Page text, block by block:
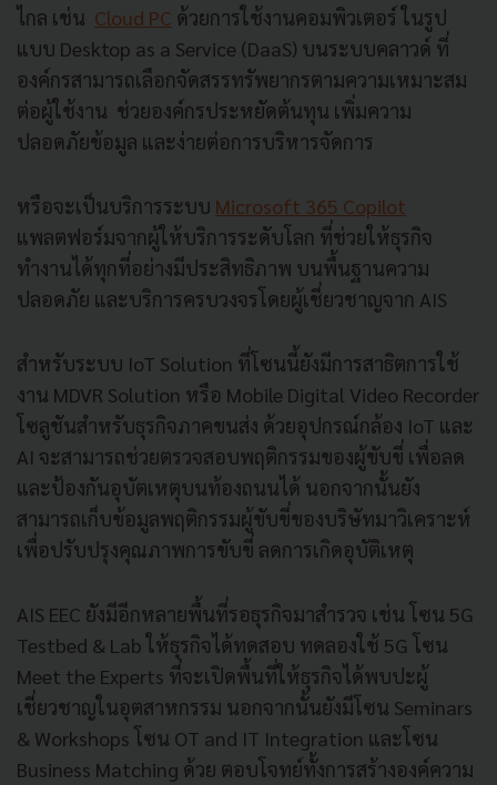
ไกล เช่น Cloud PC ด้วยการใช้งานคอมพิวเตอร์ ในรูป
แบบ Desktop as a Service (DaaS) บนระบบคลาวด์ ที่
องค์กรสามารถเลือกจัดสรรทรัพยากรตามความเหมาะสม
ต่อผู้ใช้งาน ช่วยองค์กรประหยัดต้นทุน เพิ่มความ
ปลอดภัยข้อมูล และง่ายต่อการบริหารจัดการ
หรือจะเป็นบริการระบบ Microsoft 365 Copilot
แพลตฟอร์มจากผู้ให้บริการระดับโลก ที่ช่วยให้ธุรกิจ
ทำงานได้ทุกที่อย่างมีประสิทธิภาพ บนพื้นฐานความ
ปลอดภัย และบริการครบวงจรโดยผู้เชี่ยวชาญจาก AIS
สำหรับระบบ IoT Solution ที่โซนนี้ยังมีการสาธิตการใช้
งาน MDVR Solution หรือ Mobile Digital Video Recorder
โซลูชันสำหรับธุรกิจภาคขนส่ง ด้วยอุปกรณ์กล้อง IoT และ
AI จะสามารถช่วยตรวจสอบพฤติกรรมของผู้ขับขี่ เพื่อลด
และป้องกันอุบัตเหตุบนท้องถนนได้ นอกจากนั้นยัง
สามารถเก็บข้อมูลพฤติกรรมผู้ขับขี่ของบริษัทมาวิเคราะห์
เพื่อปรับปรุงคุณภาพการขับขี่ ลดการเกิดอุบัติเหตุ
AIS EEC ยังมีอีกหลายพื้นที่รอธุรกิจมาสำรวจ เช่น โซน 5G
Testbed & Lab ให้ธุรกิจได้ทดสอบ ทดลองใช้ 5G โซน
Meet the Experts ที่จะเปิดพื้นที่ให้ธุรกิจได้พบปะผู้
เชี่ยวชาญในอุตสาหกรรม นอกจากนั้นยังมีโซน Seminars
& Workshops โซน OT and IT Integration และโซน
Business Matching ด้วย ตอบโจทย์ทั้งการสร้างองค์ความ